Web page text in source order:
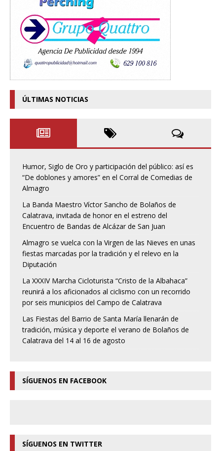
ÚLTIMAS NOTICIAS
Humor, Siglo de Oro y participación del público: así es
“De doblones y amores” en el Corral de Comedias de
Almagro
La Banda Maestro Víctor Sancho de Bolaños de
Calatrava, invitada de honor en el estreno del
Encuentro de Bandas de Alcázar de San Juan
Almagro se vuelca con la Virgen de las Nieves en unas
fiestas marcadas por la tradición y el relevo en la
Diputación
La XXXIV Marcha Cicloturista “Cristo de la Albahaca”
reunirá a los aficionados al ciclismo con un recorrido
por seis municipios del Campo de Calatrava
Las Fiestas del Barrio de Santa María llenarán de
tradición, música y deporte el verano de Bolaños de
Calatrava del 14 al 16 de agosto
SÍGUENOS EN FACEBOOK
SÍGUENOS EN TWITTER